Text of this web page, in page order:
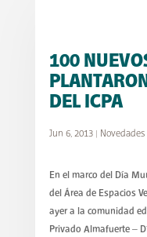
100
DEL ICPA
Jun 6, 2013| Novedades
En el marco del Día
del Área de Espacios
ayer a la comunidad
Privado Almafuerte –